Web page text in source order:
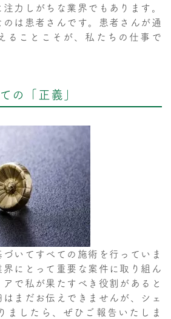
力しがちな業界でもあります。
のは患者さんです。患者さんが通
ることこそが、私たちの仕事で
の「正義」
いてすべての施術を行っていま
にとって重要な案件に取り組ん
で私が果たすべき役割があると
まだお伝えできませんが、シェ
ましたら、ぜひご報告いたしま